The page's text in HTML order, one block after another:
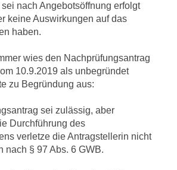
nach Angebotsöffnung erfolgt
keine Auswirkungen auf das
haben.
wies den Nachprüfungsantrag
10.9.2019 als unbegründet
zu Begründung aus:
sei zulässig, aber
Durchführung des
verletze die Antragstellerin nicht
nach § 97 Abs. 6 GWB.